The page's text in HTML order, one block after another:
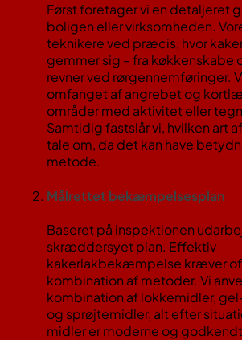
Først foretager vi en detaljeret
boligen eller virksomheden.
teknikere ved præcis, hvor
gemmer sig – fra køkkenskabe
revner ved rørgennemføringer.
omfanget af angrebet og
områder med aktivitet eller
Samtidig fastslår vi, hvilken art
tale om, da det kan have
metode.
Målrettet bekæmpelsesplan
Baseret på inspektionen
skræddersyet plan. Effektiv
kakerlakbekæmpelse kræver
kombination af metoder​. Vi
kombination af lokkemidler,
og sprøjtemidler, alt efter
midler er moderne og